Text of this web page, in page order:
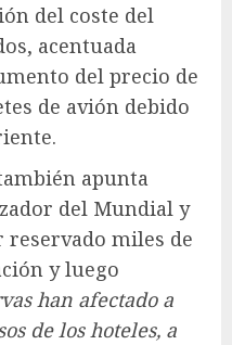
del coste del
acentuada
del precio de
de avión debido
apunta
del Mundial y
reservado miles de
y luego
han afectado a
de los hoteles, a